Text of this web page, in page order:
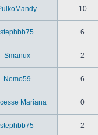
10
stephbb75 6
Smanux 2
Nemo59 6
Mariana 0
stephbb75 2